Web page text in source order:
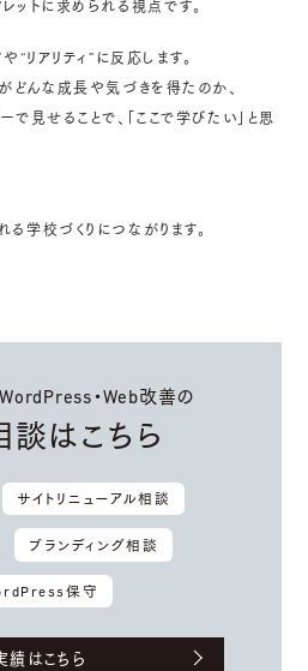
ットに求められる視点です。
“リアリティ”に反応します。
どんな成長や気づきを得たのか、
で見せることで、「ここで学びたい」と思
学校づくりにつながります。
・Web改善の
談はこちら
サイトリニューアル相談
ブランディング相談
保守
績はこちら